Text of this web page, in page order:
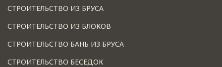
СТРОИТЕЛЬСТВО ИЗ БРУСА
СТРОИТЕЛЬСТВО ИЗ БЛОКОВ
СТРОИТЕЛЬСТВО БАНЬ ИЗ БРУСА
СТРОИТЕЛЬСТВО БЕСЕДОК